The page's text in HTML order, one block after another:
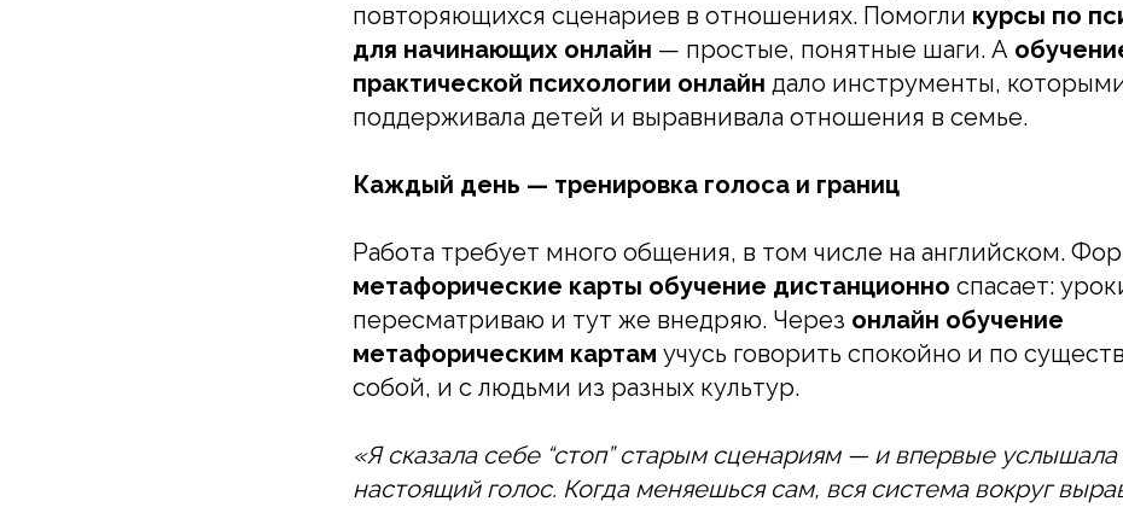
повторяющихся сценариев в отношениях. Помогли курсы по
для начинающих онлайн — простые, понятные шаги. А
практической психологии онлайн дало инструменты,
поддерживала детей и выравнивала отношения в семье.
Каждый день — тренировка голоса и границ
Работа требует много общения, в том числе на английском.
метафорические карты обучение дистанционно спасает:
пересматриваю и тут же внедряю. Через онлайн обучение
метафорическим картам учусь говорить спокойно и по
собой, и с людьми из разных культур.
«Я сказала себе “стоп” старым сценариям — и впервые услышала
настоящий голос. Когда меняешься сам, вся система вокруг